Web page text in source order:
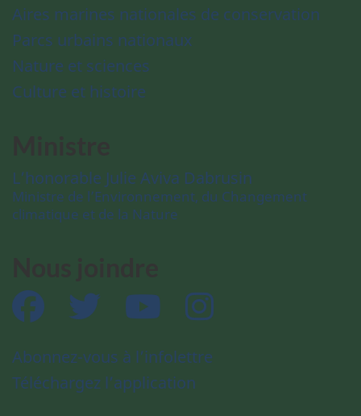
Aires marines nationales de conservation
Parcs urbains nationaux
Nature et sciences
Culture et histoire
L’honorable Julie Aviva Dabrusin
Ministre de l’Environnement, du Changement
climatique et de la Nature
Facebook Twitter YouTube
Abonnez-vous à l’infolettre
Téléchargez l’application